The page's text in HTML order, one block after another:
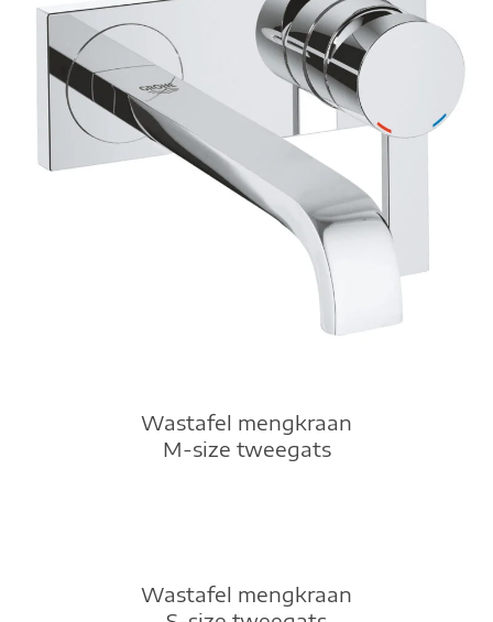
Wastafel mengkraan
M-size tweegats
Wastafel mengkraan